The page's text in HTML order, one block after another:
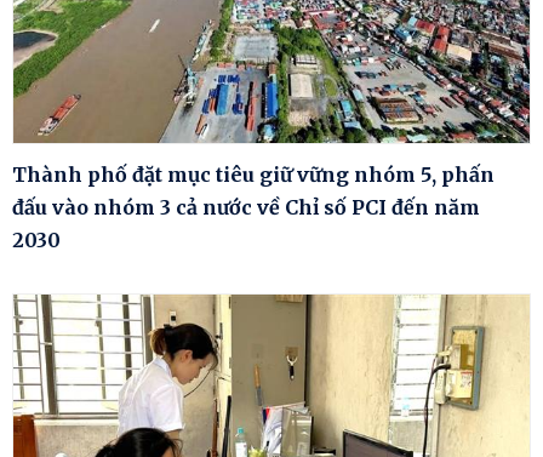
Thành phố đặt mục tiêu giữ vững nhóm 5, phấn
đấu vào nhóm 3 cả nước về Chỉ số PCI đến năm
2030